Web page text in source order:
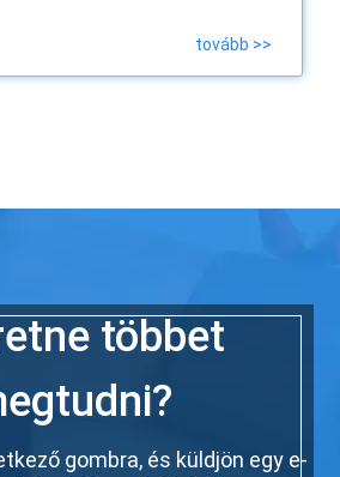
tovább >>
többet
gombra, és küldjön egy e-